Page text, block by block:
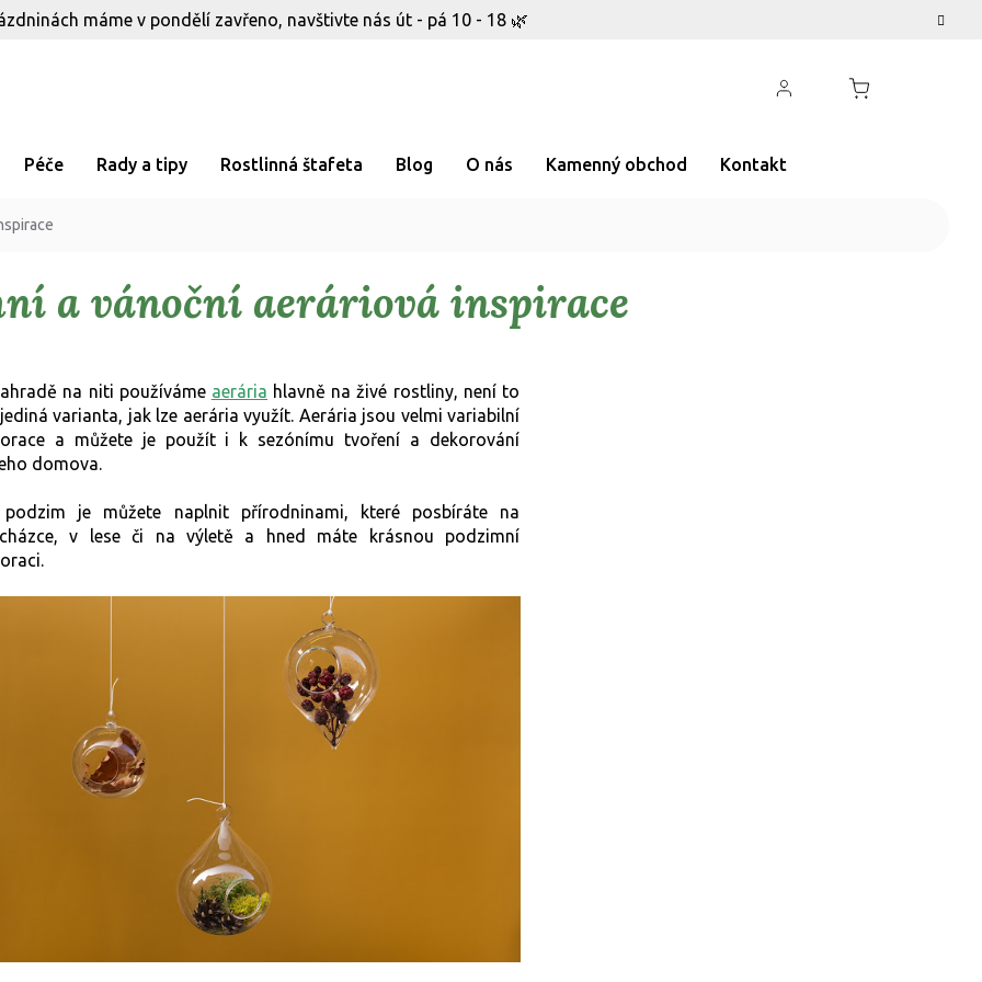
máme v pondělí zavřeno, navštivte nás út - pá 10 - 18 🌿
Péče Rady a tipy Rostlinná štafeta Blog O nás Kamenný obchod Kontakt
a vánoční aeráriová inspirace
na niti používáme aerária hlavně na živé rostliny, není to
varianta, jak lze aerária využít. Aerária jsou velmi variabilní
a můžete je použít i k sezónímu tvoření a dekorování
domova.
je můžete naplnit přírodninami, které posbíráte na
v lese či na výletě a hned máte krásnou podzimní